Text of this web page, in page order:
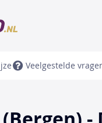
Veelgestelde